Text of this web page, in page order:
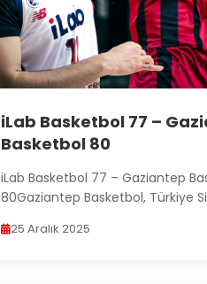
iLab Basketbol 77 –
Basketbol 80
iLab Basketbol 77 – Gaziantep
80Gaziantep Basketbol, Türkiye
25 Aralık 2025